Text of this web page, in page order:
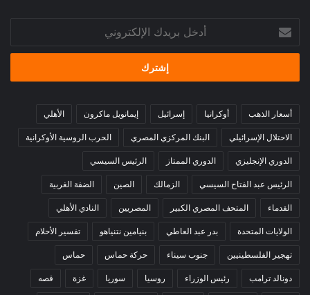
بريدك
الإلكتروني
أسعار الذهب أوكرانيا إسرائيل إيمانويل ماكرون الأهلي
الاحتلال الإسرائيلي البنك المركزي المصري الحرب الروسية الأوكرانية
الدوري الإنجليزي الدوري الممتاز الرئيس السيسي
الرئيس عبد الفتاح السيسي الزمالك الصين الضفة الغربية
القدماء المتحف المصري الكبير المصريين النادي الأهلي
الولايات المتحدة بدر عبد العاطي بنيامين نتنياهو تفسير الأحلام
تهجير الفلسطينيين جنوب سيناء حركة حماس حماس
دونالد ترامب رئيس الوزراء روسيا سوريا غزة قصه